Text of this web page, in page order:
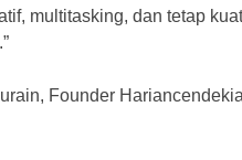
multitasking, dan tetap
Founder